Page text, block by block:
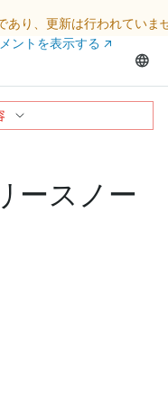
あり、更新は行われていま
ントを表示する ↗
ースノー